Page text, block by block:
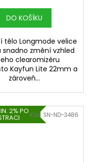
DO KOŠÍKU
tělo Longmode velice
snadno změní vzhled
clearomizéru
Kayfun Lite 22mm a
zároveň...
2% PO Kód: SN-ND-3486